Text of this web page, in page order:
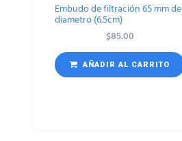
Embudo de filtración 65 mm de
diametro (6.5cm)
$85.00
AÑADIR AL CARRITO